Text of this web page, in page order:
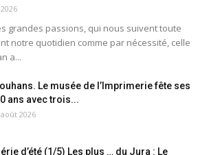
grandes passions, qui nous suivent toute
notre quotidien comme par nécessité, celle
a...
Le musée de l’Imprimerie fête ses
ans avec trois...
août 2026
d’été (1/5) Les plus … du Jura : Le